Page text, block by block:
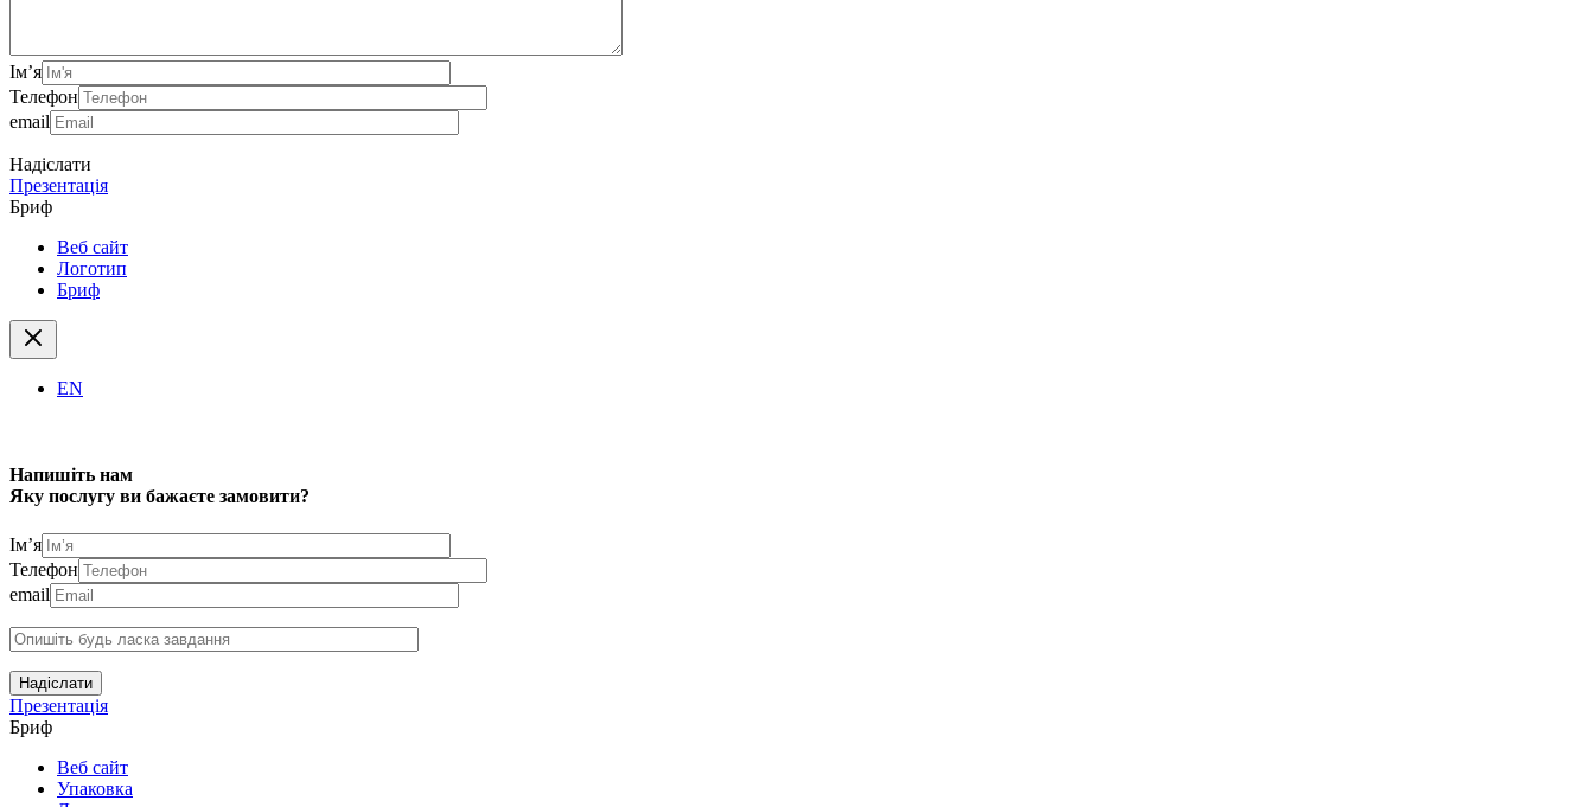
Ім’я
Телефон
email
Надіслати
Презентація
Бриф
Веб сайт
Логотип
Бриф
EN
Напишіть нам
Яку послугу ви бажаєте замовити?
Ім’я
Телефон
email
Надіслати
Презентація
Бриф
Веб сайт
Упаковка